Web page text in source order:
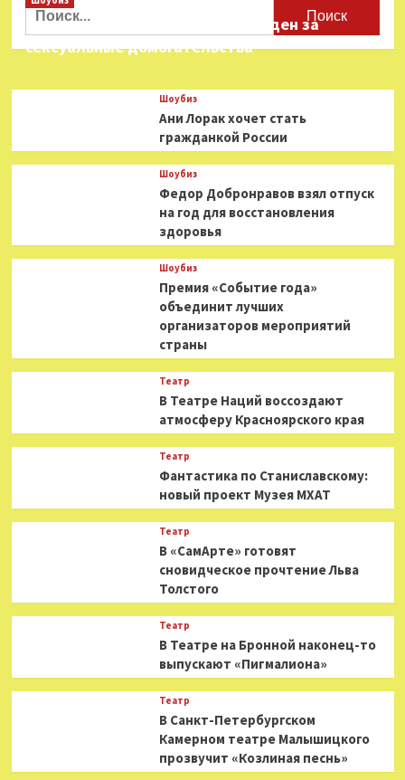
рухнули
после
отчета
Найти:
Звезда «Игры в кальмара» осужден за
сексуальные домогательства
Шоубиз
Ани Лорак хочет стать
гражданкой России
Шоубиз
Федор Добронравов взял отпуск
на год для восстановления
здоровья
Шоубиз
Премия «Событие года»
объединит лучших
организаторов мероприятий
страны
Театр
В Театре Наций воссоздают
атмосферу Красноярского края
Театр
Фантастика по Станиславскому:
новый проект Музея МХАТ
Театр
В «СамАрте» готовят
сновидческое прочтение Льва
Толстого
Театр
В Театре на Бронной наконец-то
выпускают «Пигмалиона»
Театр
В Санкт-Петербургском
Камерном театре Малышицкого
прозвучит «Козлиная песнь»